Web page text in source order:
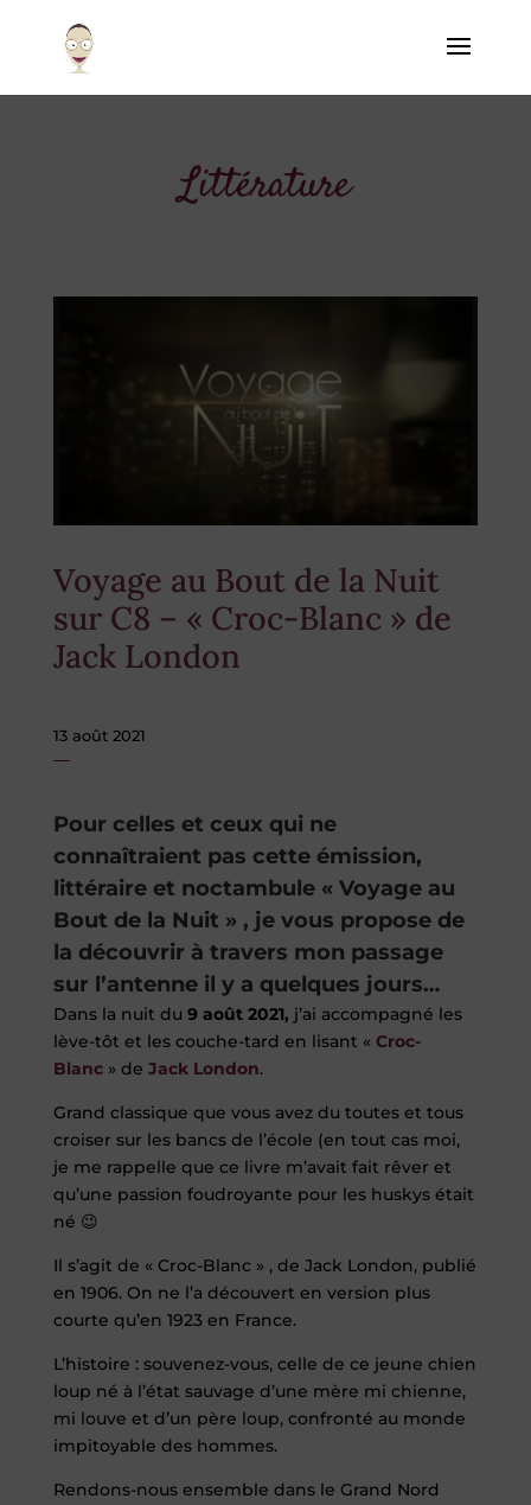
Littérature
Voyage au Bout de la Nuit
sur C8 – « Croc-Blanc » de
Jack London
13 août 2021
Pour celles et ceux qui ne
connaîtraient pas cette émission,
littéraire et noctambule « Voyage au
Bout de la Nuit » , je vous propose de
la découvrir à travers mon passage
sur l’antenne il y a quelques jours…
Dans la nuit du 9 août 2021, j’ai accompagné les
lève-tôt et les couche-tard en lisant « Croc-
Blanc» de Jack London.
Grand classique que vous avez du toutes et tous
croiser sur les bancs de l’école (en tout cas moi,
je me rappelle que ce livre m’avait fait rêver et
qu’une passion foudroyante pour les huskys était
né 😉
Il s’agit de « Croc-Blanc » , de Jack London, publié
en 1906. On ne l’a découvert en version plus
courte qu’en 1923 en France.
L’histoire : souvenez-vous, celle de ce jeune chien
loup né à l’état sauvage d’une mère mi chienne,
mi louve et d’un père loup, confronté au monde
impitoyable des hommes.
Rendons-nous ensemble dans le Grand Nord